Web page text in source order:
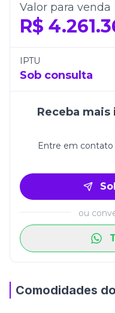
Além do excelente
oferece três vagas
D’Aquino também
completa de lazer e
do litoral catarinense.
Construtora:TEX
Valor para venda
R$
IPTU
Sob consulta
Receba
Entre em contato
ou
Comodidades